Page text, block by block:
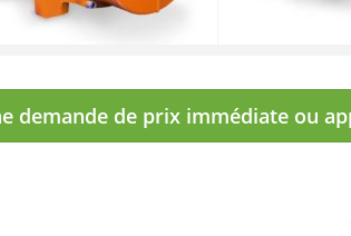
demande de prix immédiate ou